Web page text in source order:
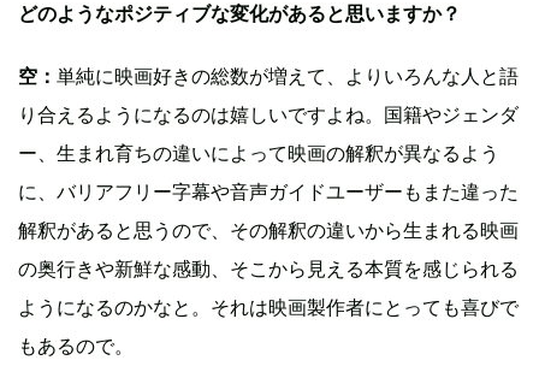
どのようなポジティブな変化があると思いますか？
空： 単純に映画好きの総数が増えて、よりいろんな人と語
り合えるようになるのは嬉しいですよね。国籍やジェンダ
ー、生まれ育ちの違いによって映画の解釈が異なるよう
に、バリアフリー字幕や音声ガイドユーザーもまた違った
解釈があると思うので、その解釈の違いから生まれる映画
の奥行きや新鮮な感動、そこから見える本質を感じられる
ようになるのかなと。それは映画製作者にとっても喜びで
もあるので。